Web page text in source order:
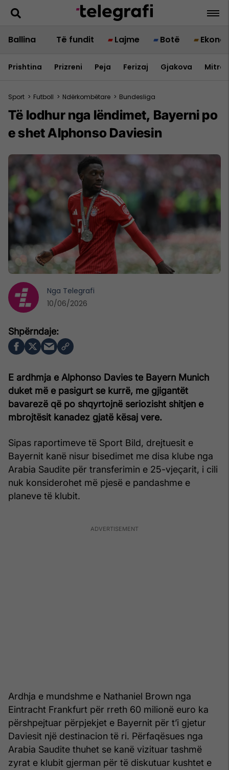
Ballina Të fundit Lajme Botë
Prishtina Prizreni Peja Ferizaj Gjakova
Sport > Futboll > Ndërkombëtare > Bundesliga
Të lodhur nga lëndimet, Bayerni po
e shet Alphonso Daviesin
E ardhmja e Alphonso Davies te Bayern Munich
duket më e pasigurt se kurrë, me gjigantët
bavarezë që po shqyrtojnë seriozisht shitjen e
mbrojtësit kanadez gjatë kësaj vere.
Sipas raportimeve të Sport Bild, drejtuesit e
Bayernit kanë nisur bisedimet me disa klube nga
Arabia Saudite për transferimin e 25-vjeçarit, i cili
nuk konsiderohet më pjesë e pandashme e
planeve të klubit.
Ardhja e mundshme e Nathaniel Brown nga
Eintracht Frankfurt për rreth 60 milionë euro ka
përshpejtuar përpjekjet e Bayernit për t’i gjetur
Daviesit një destinacion të ri. Përfaqësues nga
Arabia Saudite thuhet se kanë vizituar tashmë
zyrat e klubit gjerman për të diskutuar kushtet e
Nga Telegrafi
10/06/2026